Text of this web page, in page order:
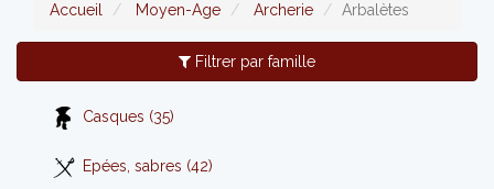
Accueil Moyen-Age Archerie Arbalètes
Filtrer par famille
Casques (35)
Epées, sabres (42)